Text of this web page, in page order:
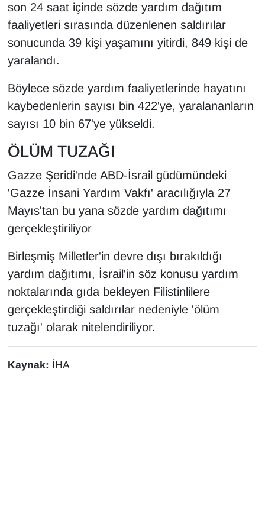
son 24 saat içinde sözde yardım dağıtım
faaliyetleri sırasında düzenlenen saldırılar
sonucunda 39 kişi yaşamını yitirdi, 849 kişi de
yaralandı.
Böylece sözde yardım faaliyetlerinde hayatını
kaybedenlerin sayısı bin 422'ye, yaralananların
sayısı 10 bin 67'ye yükseldi.
ÖLÜM TUZAĞI
Gazze Şeridi'nde ABD-İsrail güdümündeki
'Gazze İnsani Yardım Vakfı' aracılığıyla 27
Mayıs'tan bu yana sözde yardım dağıtımı
gerçekleştiriliyor
Birleşmiş Milletler'in devre dışı bırakıldığı
yardım dağıtımı, İsrail'in söz konusu yardım
noktalarında gıda bekleyen Filistinlilere
gerçekleştirdiği saldırılar nedeniyle 'ölüm
tuzağı' olarak nitelendiriliyor.
Kaynak: İHA
Sinema - TV
SİYASET
TEBRİK
VAN'DA SPOR
Vasıta
YAŞAM
YEREL